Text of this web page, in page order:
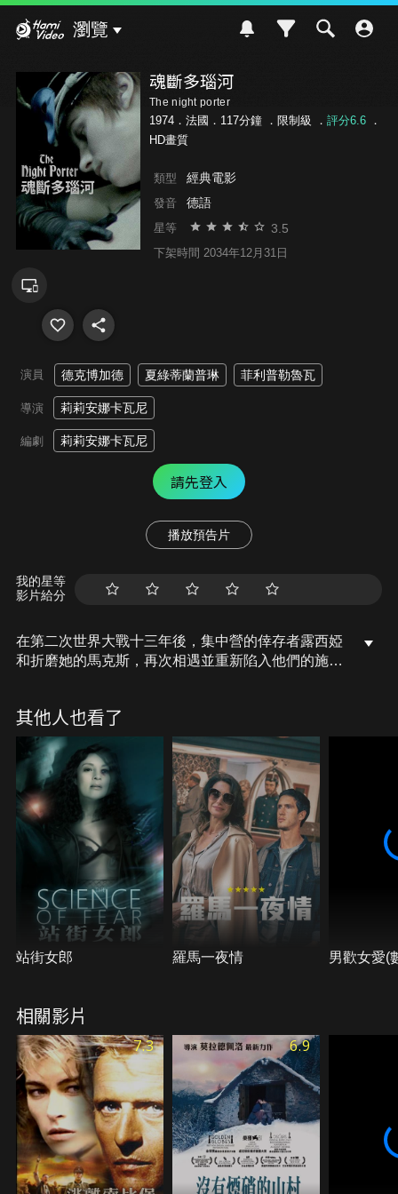
瀏覽
魂斷多瑙河
The night porter
1974．法國．117分鐘 ． 限制級 ． 評分6.6．
HD畫質
類型 經典電影
發音 德語
星等 3.5
下架時間 2034年12月31日
演員 德克博加德 夏綠蒂蘭普琳 菲利普勒魯瓦
導演 莉莉安娜卡瓦尼
編劇 莉莉安娜卡瓦尼
請先登入
播放預告片
我的星等
影片給分
在第二次世界大戰十三年後，集中營的倖存者露西婭
和折磨她的馬克斯，再次相遇並重新陷入他們的施虐
其他人也看了
站街女郎 羅馬一夜情 男歡女愛(
相關影片
7.3 6.9